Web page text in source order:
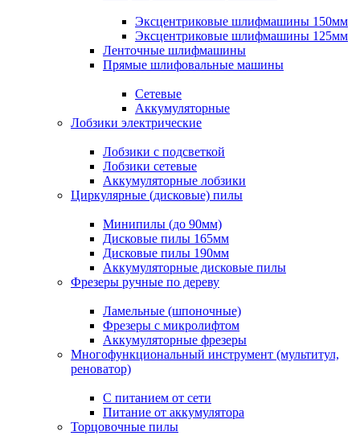
Эксцентриковые шлифмашины 150мм
Эксцентриковые шлифмашины 125мм
Ленточные шлифмашины
Прямые шлифовальные машины
Сетевые
Аккумуляторные
Лобзики электрические
Лобзики с подсветкой
Лобзики сетевые
Аккумуляторные лобзики
Циркулярные (дисковые) пилы
Минипилы (до 90мм)
Дисковые пилы 165мм
Дисковые пилы 190мм
Аккумуляторные дисковые пилы
Фрезеры ручные по дереву
Ламельные (шпоночные)
Фрезеры с микролифтом
Аккумуляторные фрезеры
Многофункциональный инструмент (мультитул,
реноватор)
С питанием от сети
Питание от аккумулятора
Торцовочные пилы